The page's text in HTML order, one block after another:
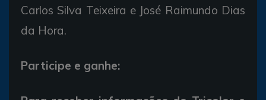
Carlos Silva Teixeira e José Raimundo Dias
da Hora.
Participe e ganhe: